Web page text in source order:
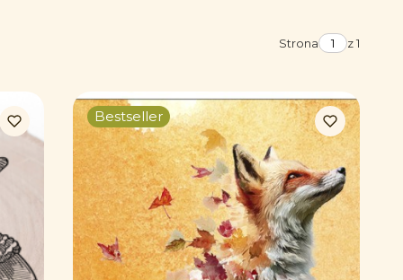
Strona z 1
Bestseller